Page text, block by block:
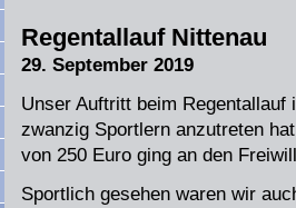
Regentallauf Nittenau
29. September 2019
Unser Auftritt beim
zwanzig Sportlern anzutreten
von 250 Euro ging an den
Sportlich gesehen waren wir